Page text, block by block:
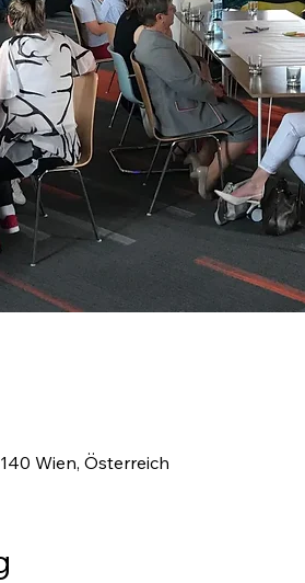
Wien, Österreich